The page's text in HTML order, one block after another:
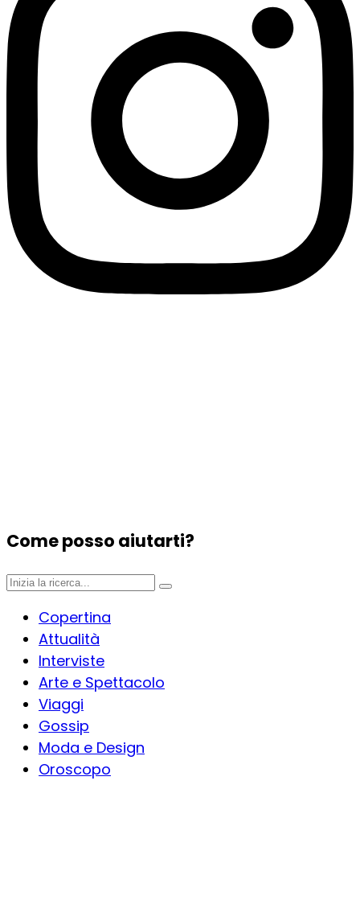
Come posso aiutarti?
Copertina
Attualità
Interviste
Arte e Spettacolo
Viaggi
Gossip
Moda e Design
Oroscopo